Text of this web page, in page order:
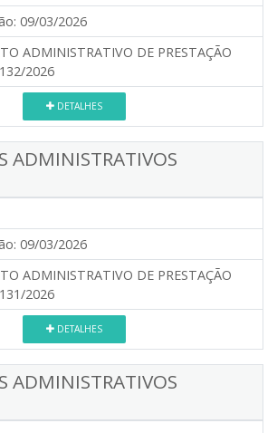
09/03/2026
ADMINISTRATIVO DE PRESTAÇÃO
2026
DETALHES
ADMINISTRATIVOS
09/03/2026
ADMINISTRATIVO DE PRESTAÇÃO
2026
DETALHES
ADMINISTRATIVOS